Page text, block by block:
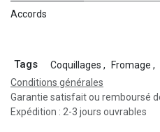
Accords
Tags Coquillages , Fromage ,
Conditions générales
Garantie satisfait ou remboursé
Expédition : 2-3 jours ouvrables